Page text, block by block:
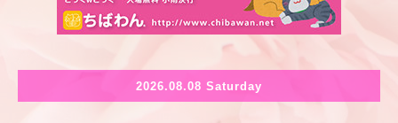
2026.08.08 Saturday